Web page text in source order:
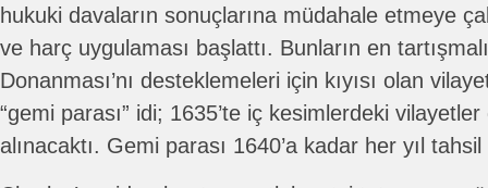
hukuki davaların sonuçlarına müdahale etmeye
ve harç uygulaması başlattı. Bunların en
Donanması’nı desteklemeleri için kıyısı olan
“gemi parası” idi; 1635’te iç kesimlerdeki
alınacaktı. Gemi parası 1640’a kadar her yıl